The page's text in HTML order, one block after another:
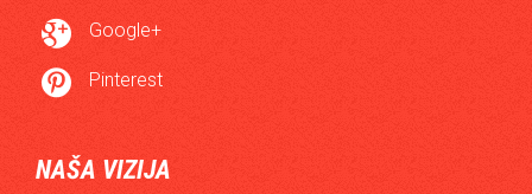
 Google+
 Pinterest
NAŠA VIZIJA